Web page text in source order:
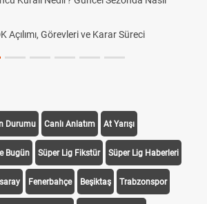
DGS Sonuçları Ne Zaman Açıklanacak
Durumu Canlı Anlatım At Yarışı
Bugün Süper Lig Fikstür Süper Lig Haberleri
Fenerbahçe Beşiktaş Trabzonspor